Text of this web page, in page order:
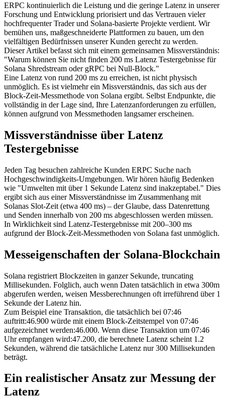
ERPC kontinuierlich die Leistung und die geringe Latenz in unserer
Forschung und Entwicklung priorisiert und das Vertrauen vieler
hochfrequenter Trader und Solana-basierte Projekte verdient. Wir
bemühen uns, maßgeschneiderte Plattformen zu bauen, um den
vielfältigen Bedürfnissen unserer Kunden gerecht zu werden.
Dieser Artikel befasst sich mit einem gemeinsamen Missverständnis:
"Warum können Sie nicht finden 200 ms Latenz Testergebnisse für
Solana Shredstream oder gRPC bei Null-Block."
Eine Latenz von rund 200 ms zu erreichen, ist nicht physisch
unmöglich. Es ist vielmehr ein Missverständnis, das sich aus der
Block-Zeit-Messmethode von Solana ergibt. Selbst Endpunkte, die
vollständig in der Lage sind, Ihre Latenzanforderungen zu erfüllen,
können aufgrund von Messmethoden langsamer erscheinen.
Missverständnisse über Latenz
Testergebnisse
Jeden Tag besuchen zahlreiche Kunden ERPC Suche nach
Hochgeschwindigkeits-Umgebungen. Wir hören häufig Bedenken
wie "Umwelten mit über 1 Sekunde Latenz sind inakzeptabel." Dies
ergibt sich aus einer Missverständnisse im Zusammenhang mit
Solanas Slot-Zeit (etwa 400 ms) – der Glaube, dass Datenrettung
und Senden innerhalb von 200 ms abgeschlossen werden müssen.
In Wirklichkeit sind Latenz-Testergebnisse mit 200–300 ms
aufgrund der Block-Zeit-Messmethoden von Solana fast unmöglich.
Messeigenschaften der Solana-Blockchain
Solana registriert Blockzeiten in ganzer Sekunde, truncating
Millisekunden. Folglich, auch wenn Daten tatsächlich in etwa 300m
abgerufen werden, weisen Messberechnungen oft irreführend über 1
Sekunde der Latenz hin.
Zum Beispiel eine Transaktion, die tatsächlich bei 07:46
auftritt:46.900 würde mit einem Block-Zeitstempel von 07:46
aufgezeichnet werden:46.000. Wenn diese Transaktion um 07:46
Uhr empfangen wird:47.200, die berechnete Latenz scheint 1.2
Sekunden, während die tatsächliche Latenz nur 300 Millisekunden
beträgt.
Ein realistischer Ansatz zur Messung der
Latenz